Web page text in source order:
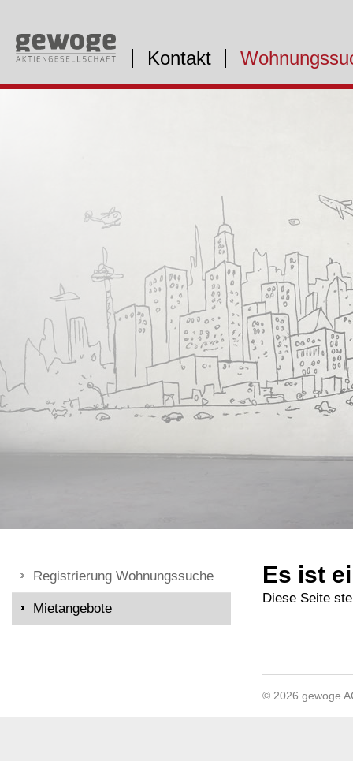
Kontakt
Registrierung Wohnungssuche
Mietangebote
Es ist
Diese Seite
© 2026 gewoge